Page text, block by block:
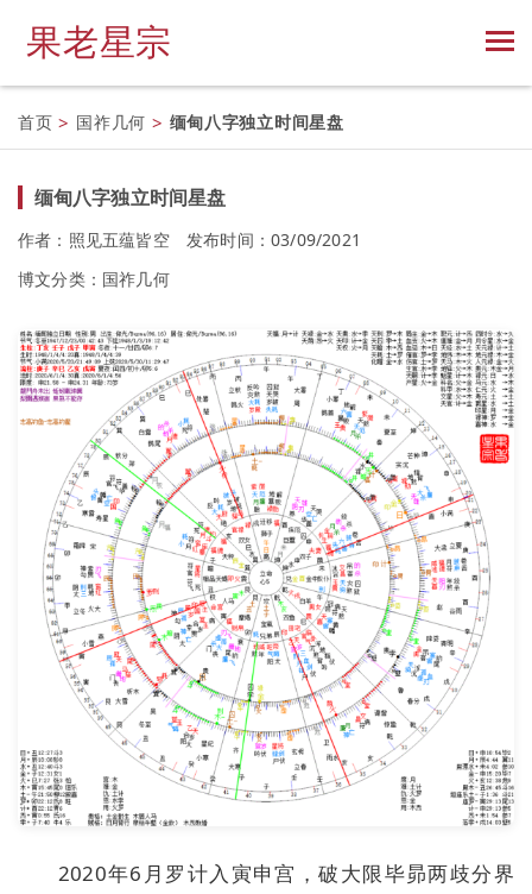
果老星宗
首页 > 国祚几何 > 缅甸八字独立时间星盘
缅甸八字独立时间星盘
作者：照见五蕴皆空
发布时间：03/09/2021
博文分类： 国祚几何
2020年6月罗计入寅申宫，破大限毕昴两歧分界